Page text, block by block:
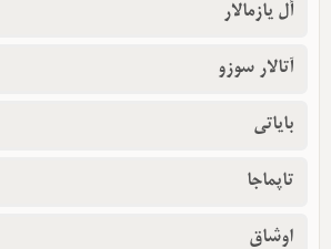
أل یازمالار
آتالار سوزو
بایاتی
تاپماجا
اوشاق